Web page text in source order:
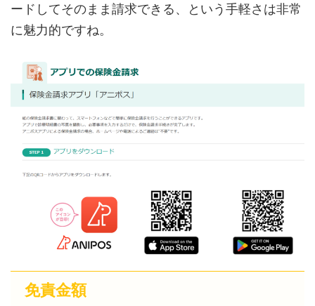
ードしてそのまま請求できる、という手軽さは非常
に魅力的ですね。
免責金額